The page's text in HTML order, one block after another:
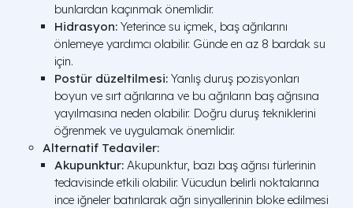
bunlardan kaçınmak önemlidir.
Hidrasyon: Yeterince su içmek, baş ağrılarını
önlemeye yardımcı olabilir. Günde en az 8 bardak su
için.
Postür düzeltilmesi: Yanlış duruş pozisyonları
boyun ve sırt ağrılarına ve bu ağrıların baş ağrısına
yayılmasına neden olabilir. Doğru duruş tekniklerini
öğrenmek ve uygulamak önemlidir.
Alternatif Tedaviler:
Akupunktur: Akupunktur, bazı baş ağrısı türlerinin
tedavisinde etkili olabilir. Vücudun belirli noktalarına
ince iğneler batırılarak ağrı sinyallerinin bloke edilmesi